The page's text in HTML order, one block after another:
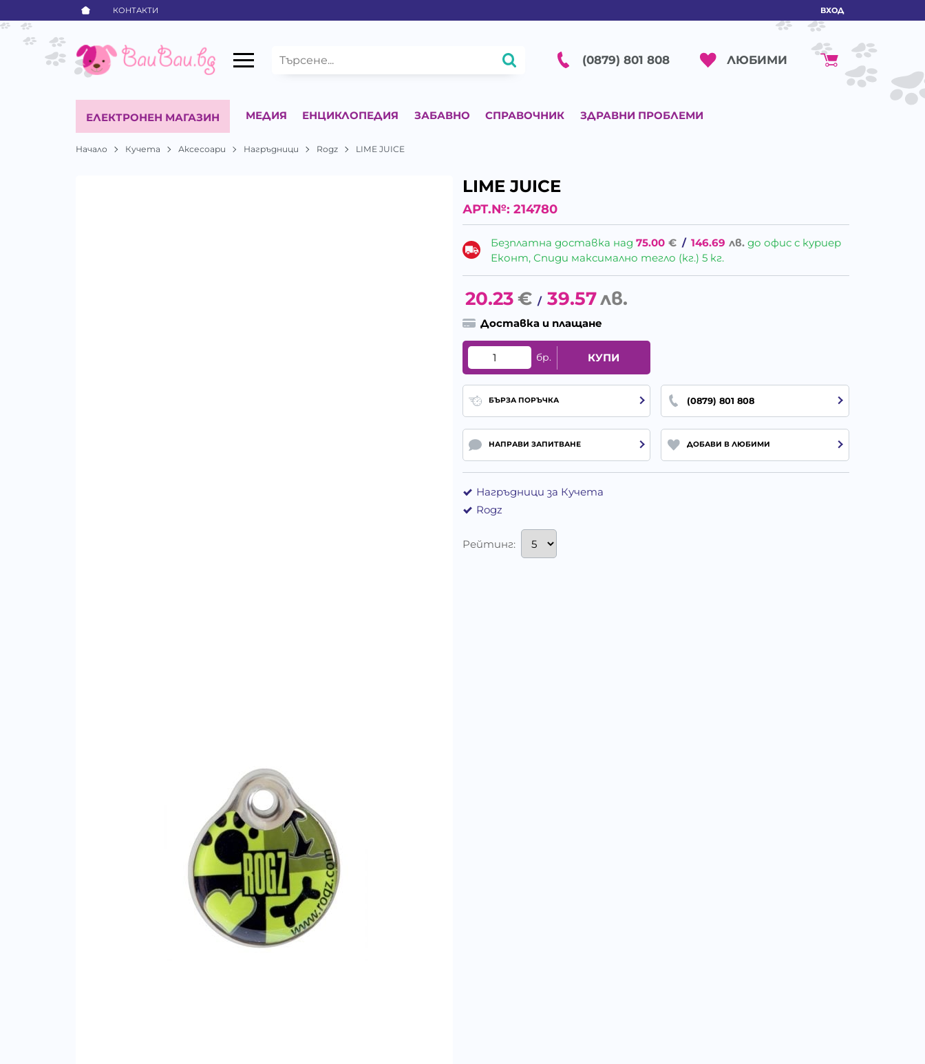
КОНТАКТИ ВХОД
(0879) 801 808 ЛЮБИМИ
ЕЛЕКТРОНЕН МАГАЗИН МЕДИЯ ЕНЦИКЛОПЕДИЯ ЗАБАВНО СПРАВОЧНИК ЗДРАВНИ ПРОБЛЕМИ
Начало Кучета Аксесоари Нагръдници Rogz LIME JUICE
LIME JUICE
АРТ.№: 214780
Безплатна доставка над75.00 € / 146.69 лв. до офис с куриер
Еконт, Спиди максимално тегло (кг.) 5 кг.
20.23€ / 39.57лв.
Доставка и плащане
бр. КУПИ
БЪРЗА ПОРЪЧКА (0879) 801 808
НАПРАВИ ЗАПИТВАНЕ ДОБАВИ В ЛЮБИМИ
Нагръдници за Кучета
Rogz
Рейтинг: